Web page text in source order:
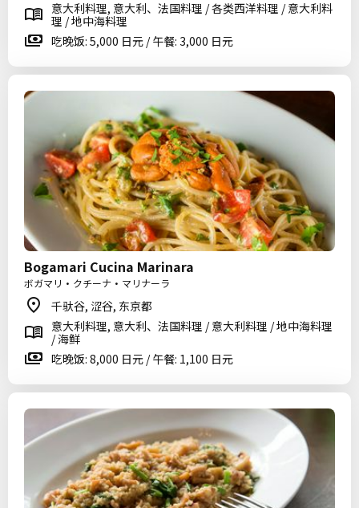
意大利料理, 意大利、法国料理 / 各类西洋料理 / 意大利料
理 / 地中海料理
吃晚饭: 5,000 日元 / 午餐: 3,000 日元
Bogamari Cucina Marinara
ボガマリ・クチーナ・マリナーラ
千驮谷, 涩谷, 东京都
意大利料理, 意大利、法国料理 / 意大利料理 / 地中海料理
/ 海鲜
吃晚饭: 8,000 日元 / 午餐: 1,100 日元